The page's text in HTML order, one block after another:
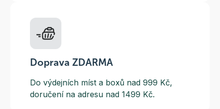
Doprava ZDARMA
Do výdejních míst a boxů nad 999 Kč,
doručení na adresu nad 1499 Kč.